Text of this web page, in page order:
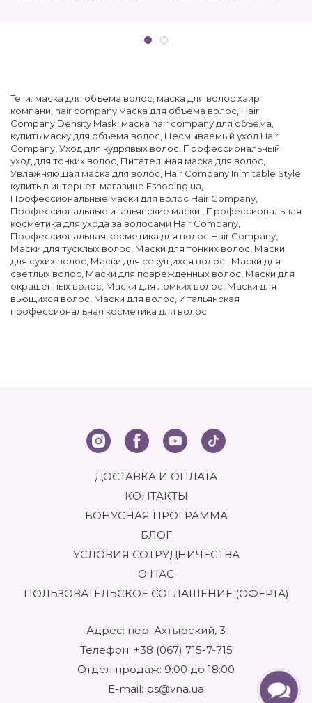
Теги: маска для объема волос маска для волос хаир
компани hair company маска для объема волос Hair
Company Density Mask маска hair company для объема
купить маску для объема волос Несмываемый уход Hair
Company Уход для кудрявых волос Профессиональный
уход для тонких волос Питательная маска для волос
Увлажняющая маска для волос Hair Company Inimitable Style
купить в интернет-магазине Eshoping.ua
Профессиональные маски для волос Hair Company
Профессиональные итальянские маски
Профессиональная
косметика для ухода за волосами Hair Company
Профессиональная косметика для волос Hair Company
Маски для тусклых волос Маски для тонких волос Маски
для сухих волос Маски для секущихся волос
Маски для
светлых волос Маски для поврежденных волос Маски для
окрашенных волос Маски для ломких волос Маски для
вьющихся волос Маски для волос Итальянская
профессиональная косметика для волос
ДОСТАВКА И ОПЛАТА
КОНТАКТЫ
БОНУСНАЯ ПРОГРАММА
БЛОГ
УСЛОВИЯ СОТРУДНИЧЕСТВА
О НАС
ПОЛЬЗОВАТЕЛЬСКОЕ СОГЛАШЕНИЕ (ОФЕРТА)
Адрес: пер. Ахтырский, 3
Телефон: +38 (067) 715-7-715
Отдел продаж: 9:00 до 18:00
E-mail: ps@vna.ua